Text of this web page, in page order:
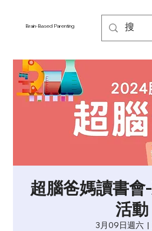
Brain-Based Parenting
超腦爸媽讀書會
活動
3月09日週六
  |